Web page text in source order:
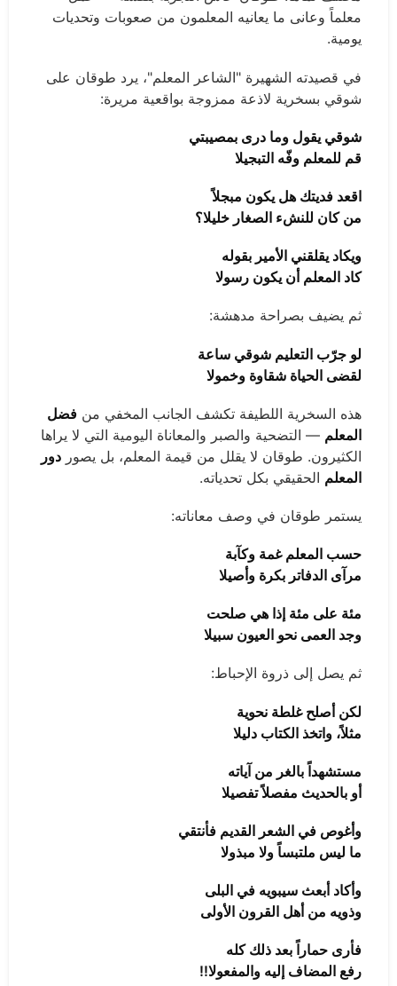
معلماً وعانى ما يعانيه المعلمون من صعوبات وتحديات
يومية.
في قصيدته الشهيرة "الشاعر المعلم"، يرد طوقان على
شوقي بسخرية لاذعة ممزوجة بواقعية مريرة:
شوقي يقول وما درى بمصيبتي
قم للمعلم وفّه التبجيلا
اقعد فديتك هل يكون مبجلاً
من كان للنشء الصغار خليلا؟
ويكاد يقلقني الأمير بقوله
كاد المعلم أن يكون رسولا
ثم يضيف بصراحة مدهشة:
لو جرّب التعليم شوقي ساعة
لقضى الحياة شقاوة وخمولا
هذه السخرية اللطيفة تكشف الجانب المخفي من فضل
المعلم — التضحية والصبر والمعاناة اليومية التي لا يراها
الكثيرون. طوقان لا يقلل من قيمة المعلم، بل يصور دور
المعلم الحقيقي بكل تحدياته.
يستمر طوقان في وصف معاناته:
حسب المعلم غمة وكآبة
مرآى الدفاتر بكرة وأصيلا
مئة على مئة إذا هي صلحت
وجد العمى نحو العيون سبيلا
ثم يصل إلى ذروة الإحباط:
لكن أصلح غلطة نحوية
مثلاً، واتخذ الكتاب دليلا
مستشهداً بالغر من آياته
أو بالحديث مفصلاً تفصيلا
وأغوص في الشعر القديم فأنتقي
ما ليس ملتبساً ولا مبذولا
وأكاد أبعث سيبويه في البلى
وذويه من أهل القرون الأولى
فأرى حماراً بعد ذلك كله
رفع المضاف إليه والمفعولا!!